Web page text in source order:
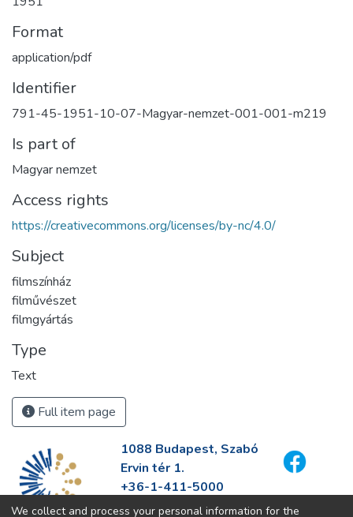
Format
application/pdf
Identifier
791-45-1951-10-07-Magyar-nemzet-001-001-m219
Is part of
Magyar nemzet
Access rights
https://creativecommons.org/licenses/by-nc/4.0/
Subject
filmszínház
filművészet
filmgyártás
Type
Text
Full item page
1088 Budapest, Szabó
Ervin tér 1.
+36-1-411-5000
info@fszek.hu
We collect and process your personal information for the